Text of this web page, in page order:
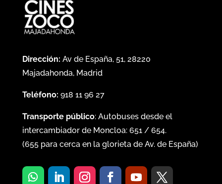
Dirección: Av de España, 51, 28220
Majadahonda, Madrid
Teléfono: 918 11 96 27
Transporte público: Autobuses desde el
intercambiador de Moncloa: 651/ 654.
(655para cerca en la glorieta de Av. de España)